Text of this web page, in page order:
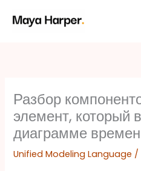
Разбор
элемент, который
диаграмме
Unified Modeling Language /